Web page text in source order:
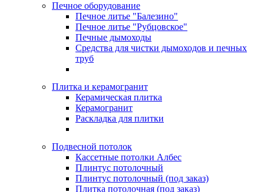
Печное оборудование
Печное литье "Балезино"
Печное литье "Рубцовское"
Печные дымоходы
Средства для чистки дымоходов и печных
труб
Плитка и керамогранит
Керамическая плитка
Керамогранит
Раскладка для плитки
Подвесной потолок
Кассетные потолки Албес
Плинтус потолочный
Плинтус потолочный (под заказ)
Плитка потолочная (под заказ)